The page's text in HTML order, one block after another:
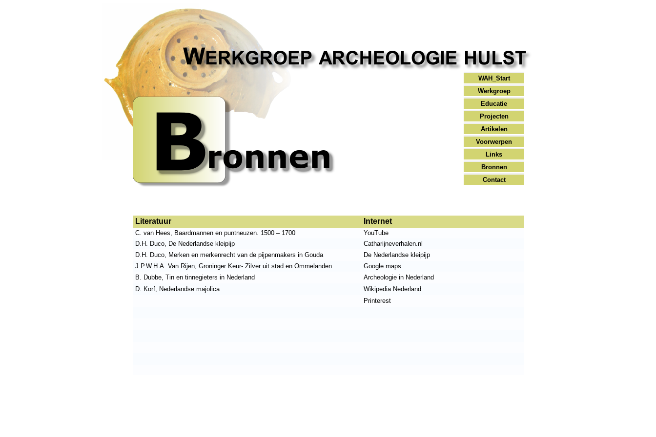
WAH_Start
Werkgroep
Educatie
Projecten
Artikelen
Voorwerpen
Links
Bronnen
Contact
Literatuur Internet
C. van Hees, Baardmannen en puntneuzen. 1500 – 1700
YouTube
D.H. Duco, De Nederlandse kleipijp
Catharijneverhalen.nl
D.H. Duco, Merken en merkenrecht van de pijpenmakers in Gouda
De Nederlandse kleipijp
J.P.W.H.A. Van Rijen, Groninger Keur- Zilver uit stad en Ommelanden
Google maps
B. Dubbe, Tin en tinnegieters in Nederland
Archeologie in Nederland
D. Korf, Nederlandse majolica
Wikipedia Nederland
Printerest